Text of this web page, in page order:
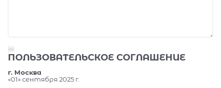
ПОЛЬЗОВАТЕЛЬСКОЕ СОГЛАШЕНИЕ
г. Москва
«01» сентября 2025 г.